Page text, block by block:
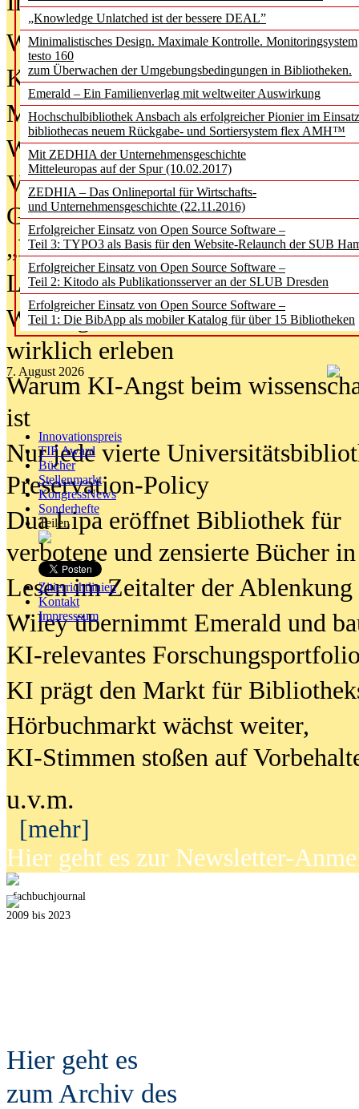
„Knowledge Unlatched ist der bessere DEAL”
Minimalistisches Design. Maximale Kontrolle. Monitoringsystem
testo 160
zum Überwachen der Umgebungsbedingungen in Bibliotheken.
Emerald – Ein Familienverlag mit weltweiter Auswirkung
Hochschulbibliothek Ansbach als erfolgreicher Pionier im
bibliothecas neuem Rückgabe- und Sortiersystem flex AMH™
Mit ZEDHIA der Unternehmensgeschichte
Mitteleuropas auf der Spur (10.02.2017)
ZEDHIA – Das Onlineportal für Wirtschafts-
und Unternehmensgeschichte (22.11.2016)
Erfolgreicher Einsatz von Open Source Software –
Teil 3: TYPO3 als Basis für den Website-Relaunch der SUB
Erfolgreicher Einsatz von Open Source Software –
Teil 2: Kitodo als Publikationsserver an der SLUB Dresden
Erfolgreicher Einsatz von Open Source Software –
Teil 1: Die BibApp als mobiler Katalog für über 15 Bibliotheken
7. August 2026
Innovationspreis
TIP Award
Bücher
Stellenmarkt
KongressNews
Sonderhefte
Teilen
Zitierrichtlinien
Kontakt
Impresssum
Was Hochschul­bibliotheken von
Kinder in der digitalen Welt
Metadaten als Infrastruktur
Wenn Bots katalogisieren
Von Abschlusskleidern bis
Geisterjagd-Ausrüstung in der
„Library of Things“ unterwegs
Lesen als Infrastrukturaufgabe
Wie Jugendliche Social Media
wirklich erleben
Warum KI-Angst beim
ist
Nur jede vierte
Preservation-Policy
Dua Lipa eröffnet Bibliothek für
verbotene und zensierte Bücher
Lesen im Zeitalter der Ablenkung
Wiley übernimmt Emerald und
KI-relevantes
KI prägt den Markt für
Hörbuchmarkt wächst weiter,
KI-Stimmen stoßen auf
u.v.m.
[mehr]
Hier geht es zur Newsletter-
fachbuchjournal
2009 bis 2023
Hier geht es
zum Archiv des